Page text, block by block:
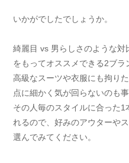
いかがでしたでしょうか。
綺麗目 vs 男らしさのような
をもってオススメできる2ブラ
高級なスーツや衣服にも拘り
点に細かく気が回らないのも事
その人毎のスタイルに合った1
れるので、好みのアウターや
選んでみてください。